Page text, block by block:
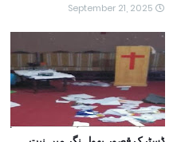
September 21, 2025